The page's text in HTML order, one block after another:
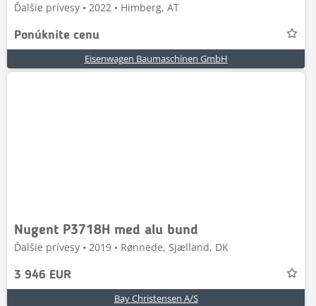
Ďalšie prívesy • 2022 • Himberg, AT
Ponúknite cenu
Eisenwagen Baumaschinen GmbH
Nugent P3718H med alu bund
Ďalšie prívesy • 2019 • Rønnede, Sjælland, DK
3 946 EUR
Bay Christensen A/S